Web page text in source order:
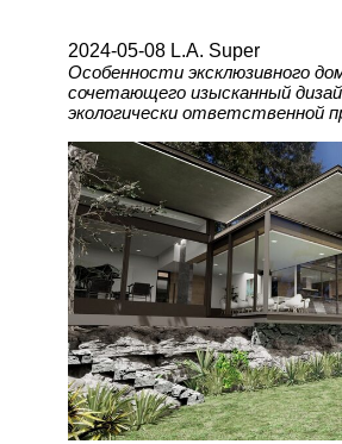
2024-05-08 L.A. Super
Особенности эксклюзивного
сочетающего изысканный
экологически ответственной